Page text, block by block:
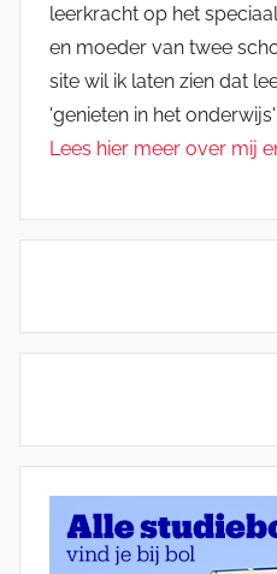
leerkracht op het
en moeder van twee
site wil ik laten zien dat
'genieten in het onderwijs'
Lees hier meer over mij